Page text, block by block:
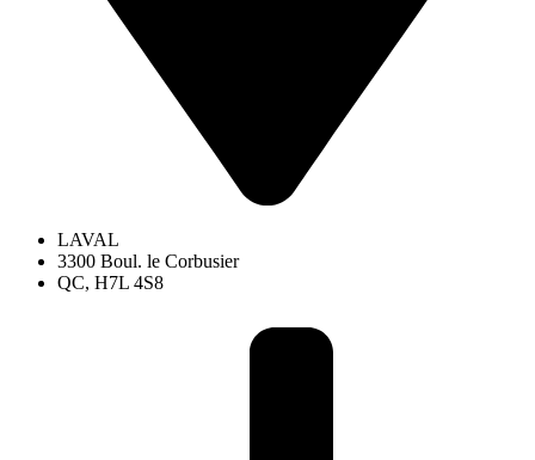
LAVAL
3300 Boul. le Corbusier
QC, H7L 4S8